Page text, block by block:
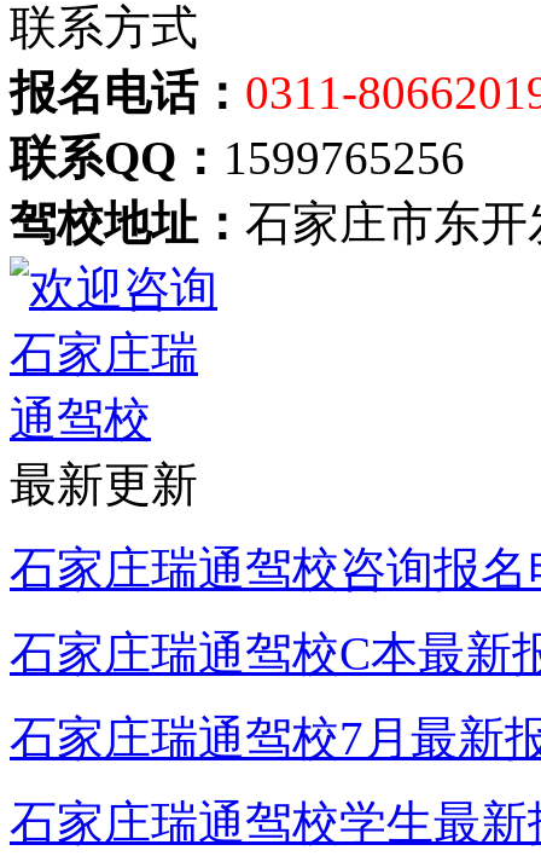
联系方式
报名电话： 0311-
联系QQ： 1599765256
驾校地址： 石家庄市东
最新更新
石家庄瑞通驾校咨询报名
石家庄瑞通驾校C本最新
石家庄瑞通驾校7月最新
石家庄瑞通驾校学生最新